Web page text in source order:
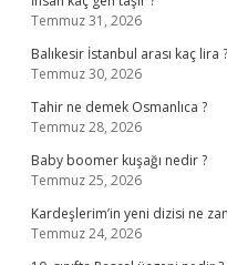
Temmuz 31, 2026
Balıkesir İstanbul arası kaç lira ?
Temmuz 30, 2026
Tahir ne demek Osmanlıca ?
Temmuz 28, 2026
Baby boomer kuşağı nedir ?
Temmuz 25, 2026
Kardeşlerim’in yeni dizisi ne
Temmuz 24, 2026